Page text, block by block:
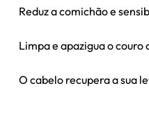
Reduz a comichão e
Limpa e apazigua o couro
O cabelo recupera a sua